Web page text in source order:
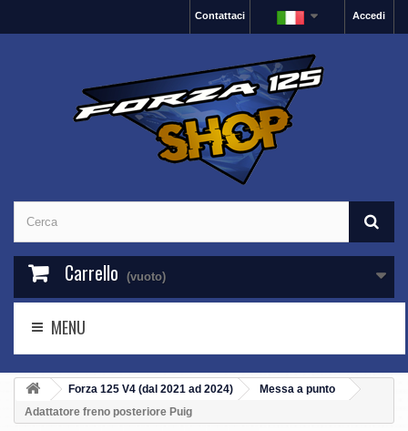
Accedi
Contattaci
Carrello (vuoto)
MENU
Forza 125 V4 (dal 2021 ad 2024)
Messa a punto
Adattatore freno posteriore Puig